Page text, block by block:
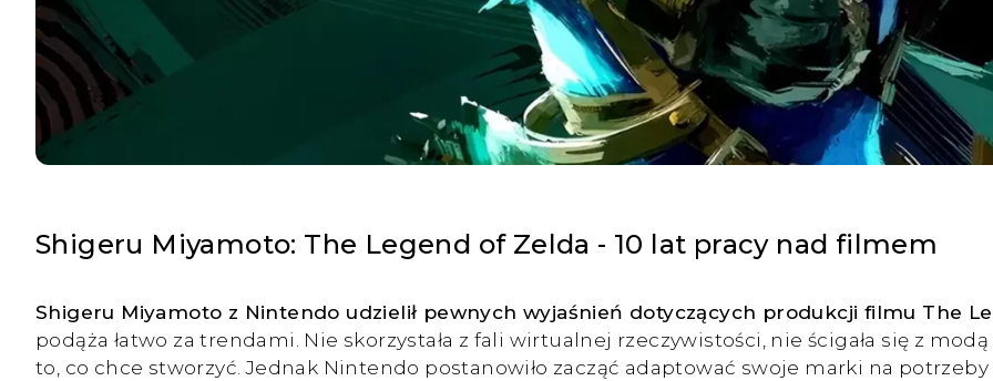
Shigeru Miyamoto: The Legend of Zelda - 10 lat pracy nad filmem
Shigeru Miyamoto z Nintendo udzielił pewnych wyjaśnień dotyczących produkcji filmu The
podąża łatwo za trendami. Nie skorzystała z fali wirtualnej rzeczywistości, nie ścigała się z
to, co chce stworzyć. Jednak Nintendo postanowiło zacząć adaptować swoje marki na potrzeby